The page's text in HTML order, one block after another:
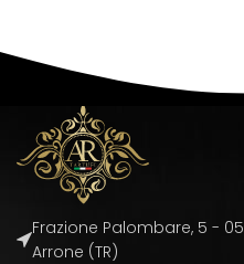
Frazione Palombare, 5 -
Arrone (TR)